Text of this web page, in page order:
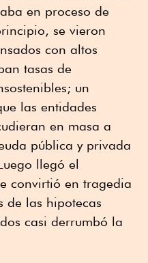
en proceso de
se vieron
con altos
tasas de
un
las entidades
en masa a
pública y privada
llegó el
convirtió en tragedia
de las hipotecas
casi derrumbó la